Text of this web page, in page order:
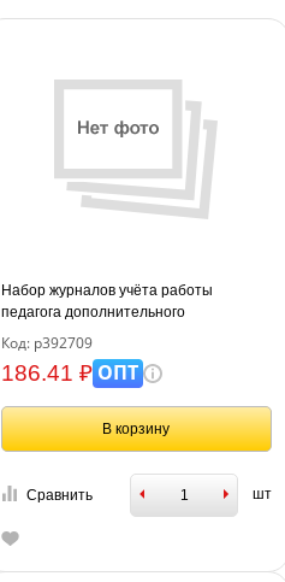
Набор журналов учёта работы
педагога дополнительного
образования в объединении (секции,
клубе, кружке) 5 шт.
Код: р392709
186.41 ₽ОПТ
В корзину
Сравнить шт